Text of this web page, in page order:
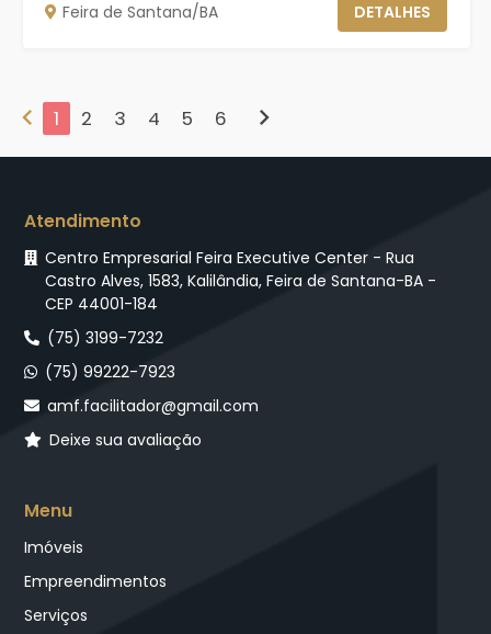
Feira de Santana/BA DETALHES
chevron_left 1 2 3 4 5 6 chevron_right
Atendimento
Centro Empresarial Feira Executive Center - Rua
Castro Alves, 1583, Kalilândia, Feira de Santana-BA -
CEP 44001-184
(75) 3199-7232
(75) 99222-7923
amf.facilitador@gmail.com
Deixe sua avaliação
Menu
Imóveis
Empreendimentos
Serviços